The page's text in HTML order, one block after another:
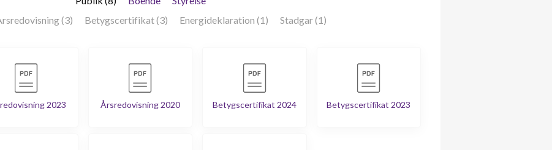
(3) Betygscertifikat (3) Energideklaration (1) Stadgar (1)
2023 Årsredovisning 2020 Betygscertifikat 2024 Betygscertifikat 2023